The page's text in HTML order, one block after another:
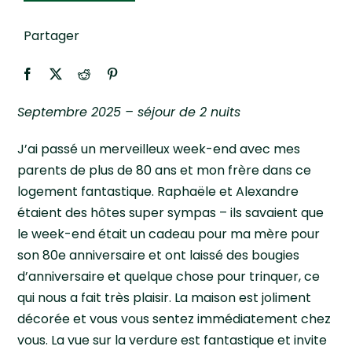
Partager
Septembre 2025 – séjour de 2 nuits
J’ai passé un merveilleux week-end avec mes
parents de plus de 80 ans et mon frère dans ce
logement fantastique. Raphaële et Alexandre
étaient des hôtes super sympas – ils savaient que
le week-end était un cadeau pour ma mère pour
son 80e anniversaire et ont laissé des bougies
d’anniversaire et quelque chose pour trinquer, ce
qui nous a fait très plaisir. La maison est joliment
décorée et vous vous sentez immédiatement chez
vous. La vue sur la verdure est fantastique et invite